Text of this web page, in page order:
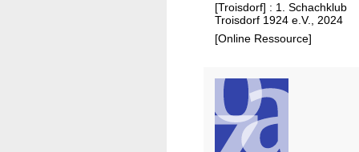
[Troisdorf] : 1. Schachklub
Troisdorf 1924 e.V., 2024
[Online Ressource]